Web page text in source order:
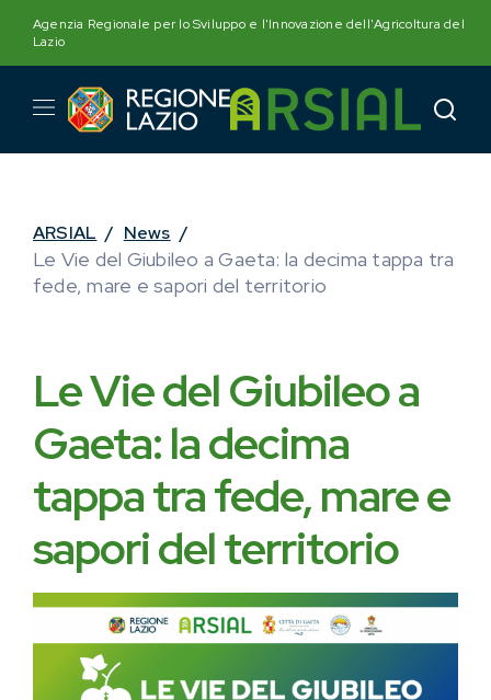
content
Agenzia Regionale per lo Sviluppo e l'Innovazione dell'Agricoltura del
Lazio
ARSIAL / News /
Le Vie del Giubileo a Gaeta: la decima tappa tra
fede, mare e sapori del territorio
Le Vie del Giubileo a
Gaeta: la decima
tappa tra fede, mare e
sapori del territorio